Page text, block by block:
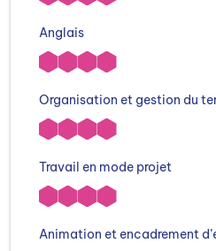
Anglais
Organisation et gestion du
Travail en mode projet
Animation et encadrement